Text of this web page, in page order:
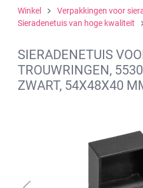
Winkel
Verpakkingen voor
Sieradenetuis van hoge kwaliteit
SIERADENETUIS
TROUWRINGEN,
ZWART, 54X48X40